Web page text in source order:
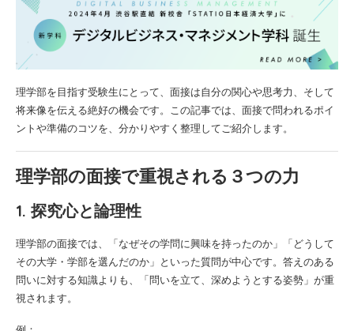
理学部を目指す受験生にとって、面接は自分の関心や思考力、そして
将来像を伝える絶好の機会です。この記事では、面接で問われるポイ
ントや準備のコツを、分かりやすく整理してご紹介します。
理学部の面接で重視される３つの力
1. 探究心と論理性
理学部の面接では、「なぜその学問に興味を持ったのか」「どうして
その大学・学部を選んだのか」といった質問が中心です。答えのある
問いに対する知識よりも、「問いを立て、深めようとする姿勢」が重
視されます。